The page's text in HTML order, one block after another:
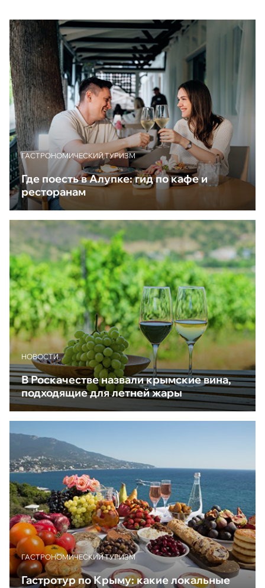
ГАСТРОНОМИЧЕСКИЙ ТУРИЗМ
Где поесть в Алупке: гид по кафе и
ресторанам
НОВОСТИ
В Роскачестве назвали крымские вина,
подходящие для летней жары
ГАСТРОНОМИЧЕСКИЙ ТУРИЗМ
Гастротур по Крыму: какие локальные